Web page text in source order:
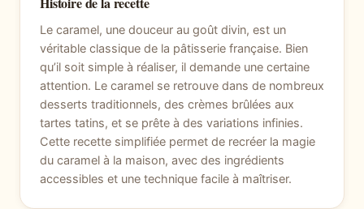
Le caramel, une douceur au goût divin, est un
véritable classique de la pâtisserie française. Bien
qu’il soit simple à réaliser, il demande une certaine
attention. Le caramel se retrouve dans de nombreux
desserts traditionnels, des crèmes brûlées aux
tartes tatins, et se prête à des variations infinies.
Cette recette simplifiée permet de recréer la magie
du caramel à la maison, avec des ingrédients
accessibles et une technique facile à maîtriser.